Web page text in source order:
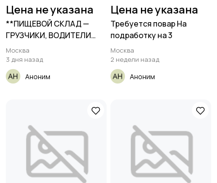
Цена не указана
**ПИЩЕВОЙ СКЛАД —
ГРУЗЧИКИ, ВОДИТЕЛИ
ПОГРУЗЧИКОВ,
Москва
3 дня назад
Аноним
Цена не указана
Требуется повар На
подработку на 3
Москва
2 недели назад
Аноним